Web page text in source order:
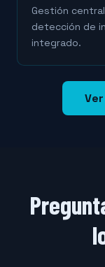
Gestión
detección de
integrado.